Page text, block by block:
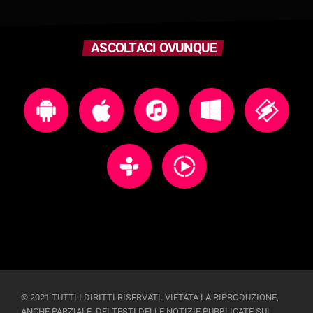
ASCOLTACI OVUNQUE
© 2021 TUTTI I DIRITTI RISERVATI. VIETATA LA RIPRODUZIONE,